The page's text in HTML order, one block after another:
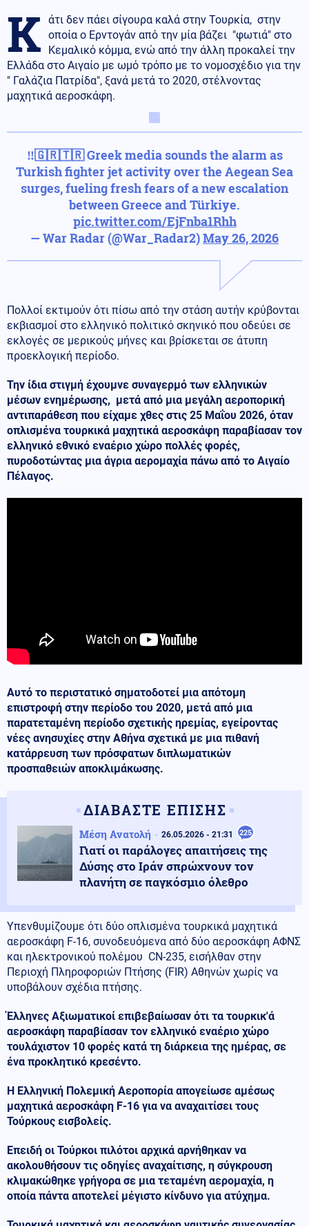
Κ άτι δεν πάει σίγουρα καλά στην Τουρκία, στην
οποία ο Ερντογάν από την μία βάζει "φωτιά" στο
Κεμαλικό κόμμα, ενώ από την άλλη προκαλεί την
Ελλάδα στο Αιγαίο με ωμό τρόπο με το νομοσχέδιο για την
" Γαλάζια Πατρίδα", ξανά μετά το 2020, στέλνοντας
μαχητικά αεροσκάφη.
‼️🇬🇷🇹🇷 Greek media sounds the alarm as
Turkish fighter jet activity over the Aegean Sea
surges, fueling fresh fears of a new escalation
between Greece and Türkiye.
pic.twitter.com/EjFnba1Rhh
— War Radar (@War_Radar2)May 26, 2026
Πολλοί εκτιμούν ότι πίσω από την στάση αυτήν κρύβονται
εκβιασμοί στο ελληνικό πολιτικό σκηνικό που οδεύει σε
εκλογές σε μερικούς μήνες και βρίσκεται σε άτυπη
προεκλογική περίοδο.
Την ίδια στιγμή έχουμνε συναγερμό των ελληνικών
μέσων ενημέρωσης, μετά από μια μεγάλη αεροπορική
αντιπαράθεση που είχαμε χθες στις 25 Μαΐου 2026, όταν
οπλισμένα τουρκικά μαχητικά αεροσκάφη παραβίασαν τον
ελληνικό εθνικό εναέριο χώρο πολλές φορές,
πυροδοτώντας μια άγρια αερομαχία πάνω από το Αιγαίο
Πέλαγος.
Αυτό το περιστατικό σηματοδοτεί μια απότομη
επιστροφή στην περίοδο του 2020, μετά από μια
παρατεταμένη περίοδο σχετικής ηρεμίας, εγείροντας
νέες ανησυχίες στην Αθήνα σχετικά με μια πιθανή
κατάρρευση των πρόσφατων διπλωματικών
προσπαθειών αποκλιμάκωσης.
ΔΙΑΒΑΣΤΕ ΕΠΙΣΗΣ
Μέση Ανατολή 26.05.2026 - 21:31 225
Γιατί οι παράλογες απαιτήσεις της
Δύσης στο Ιράν σπρώχνουν τον
πλανήτη σε παγκόσμιο όλεθρο
Υπενθυμίζουμε ότι δύο οπλισμένα τουρκικά μαχητικά
αεροσκάφη F-16, συνοδευόμενα από δύο αεροσκάφη ΑΦΝΣ
και ηλεκτρονικού πολέμου CN-235, εισήλθαν στην
Περιοχή Πληροφοριών Πτήσης (FIR) Αθηνών χωρίς να
υποβάλουν σχέδια πτήσης.
Έλληνες Αξιωματικοί επιβεβαίωσαν ότι τα τουρκικ'ά
αεροσκάφη παραβίασαν τον ελληνικό εναέριο χώρο
τουλάχιστον 10 φορές κατά τη διάρκεια της ημέρας, σε
ένα προκλητικό κρεσέντο.
Η Ελληνική Πολεμική Αεροπορία απογείωσε αμέσως
μαχητικά αεροσκάφη F-16 για να αναχαιτίσει τους
Τούρκους εισβολείς.
Επειδή οι Τούρκοι πιλότοι αρχικά αρνήθηκαν να
ακολουθήσουν τις οδηγίες αναχαίτισης, η σύγκρουση
κλιμακώθηκε γρήγορα σε μια τεταμένη αερομαχία, η
οποία πάντα αποτελεί μέγιστο κίνδυνο για ατύχημα.